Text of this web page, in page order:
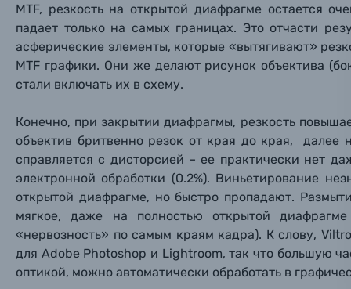
Тема
Ваш
Тема
Ваш
Вспышки для фотоаппаратов
Аксессуары для фото и видеокамер
Электроника
Материалы
Осветительное оборудование
Фоторамки
Заказ
Вами с
Имя*
Номер
Нажимая
MTF, резкость на открытой диафрагме остается
падает только на самых границах. Это отчасти
асферические элементы, которые «вытягивают»
MTF графики. Они же делают рисунок объектива
стали включать их в схему.
Конечно, при закрытии диафрагмы, резкость
объектив бритвенно резок от края до края, далее
справляется с дисторсией – ее практически нет
электронной обработки (0.2%). Виньетирование
открытой диафрагме, но быстро пропадают.
мягкое, даже на полностью открытой
«нервозность» по самым краям кадра). К слову,
для Adobe Photoshop и Lightroom, так что большую
оптикой, можно автоматически обработать в
Тема
Ваш